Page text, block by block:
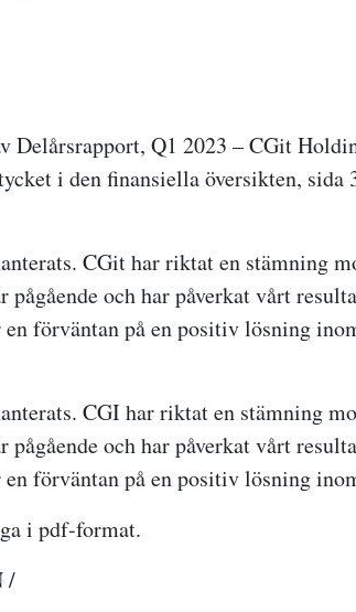
2023-
Delårsrapport, Q1 2023 – CGit
i den finansiella översikten, sida
CGit har riktat en stämning
och har påverkat vårt
förväntan på en positiv lösning
CGI har riktat en stämning
och har påverkat vårt
förväntan på en positiv lösning
i pdf-format.
/